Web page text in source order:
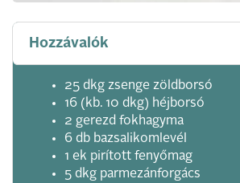
Hozzávalók
25 dkg zsenge zöldborsó
16 (kb. 10 dkg) héjborsó
2 gerezd fokhagyma
6 db bazsalikomlevél
1 ek pirított fenyőmag
5 dkg parmezánforgács